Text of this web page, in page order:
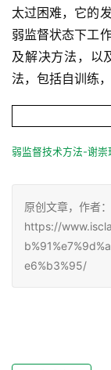
太过困难，它的
弱监督状态下工
及解决方法，以
法，包括自训练
弱监督技术方法-谢崇
原创文章，作者
https://
e6%b3%95/